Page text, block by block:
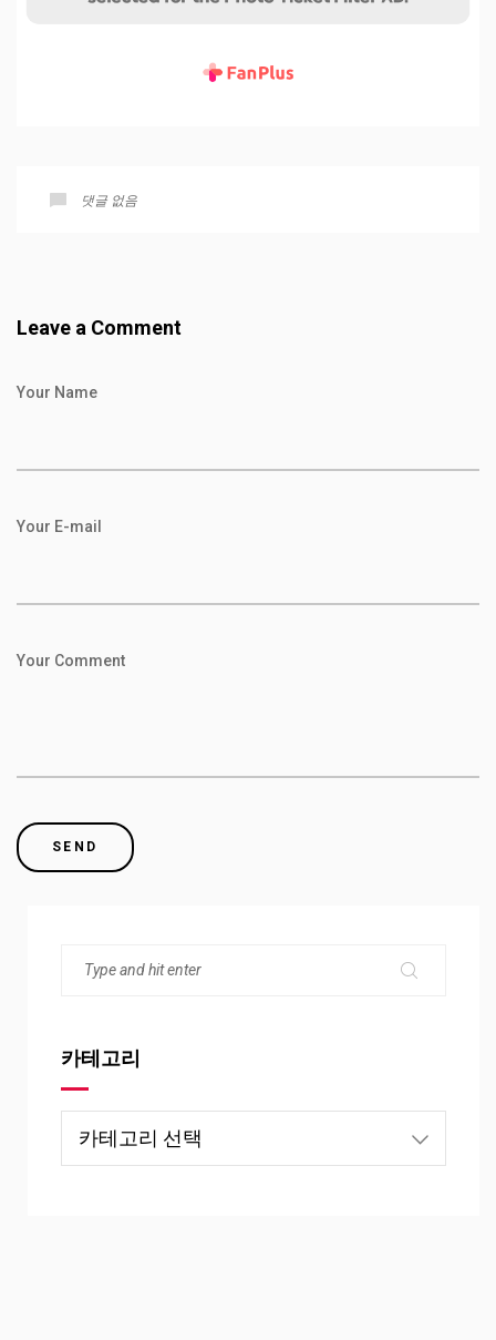
댓글 없음
Leave a Comment
Your Name
Your E-mail
Your Comment
카테고리
고